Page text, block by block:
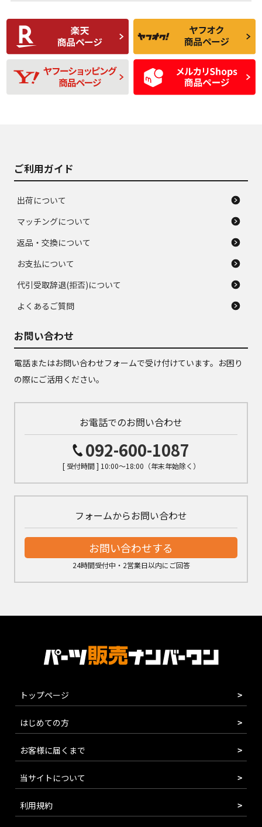
C
比較的きれいな中古
品
C
られるが、使用に問
題のない中古品
D
使用感や目立つ傷が
あり、一般的な中古
品
D
残り溝も少なく、偏
磨耗がみられ、短期
間使用できるくらい
の中古品
ご利用ガイド
出荷について
マッチングについて
返品・交換について
お支払について
代引受取辞退(拒否)について
よくあるご質問
お問い合わせ
電話またはお問い合わせフォームで受け付けています。お困り
の際にご活用ください。
お電話でのお問い合わせ
092-600-1087
[ 受付時間 ] 10:00～18:00（年末年始除く）
フォームからお問い合わせ
お問い合わせする
24時間受付中・2営業日以内にご回答
トップページ
はじめての方
お客様に届くまで
当サイトについて
利用規約